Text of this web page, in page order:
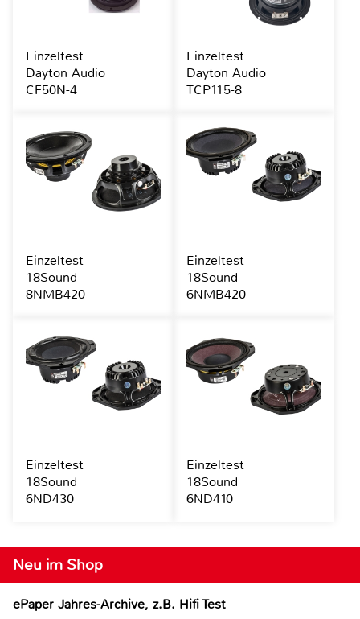
Neu im Shop
ePaper Jahres-Archive, z.B. Hifi Test
Einzeltest
Dayton Audio
CF50N-4
Einzeltest
Dayton Audio
TCP115-8
Einzeltest
18Sound
8NMB420
Einzeltest
18Sound
6NMB420
Einzeltest
18Sound
6ND430
Einzeltest
18Sound
6ND410